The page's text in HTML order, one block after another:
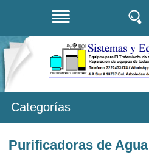
Categorías
Purificadoras de Agua